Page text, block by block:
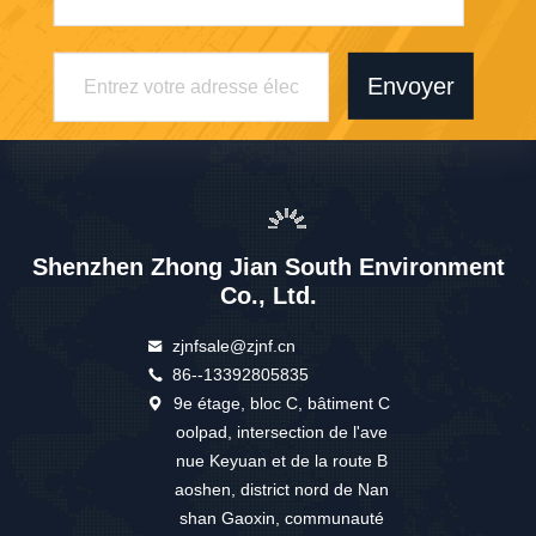
Envoyer
Shenzhen Zhong Jian South Environment
Co., Ltd.
zjnfsale@zjnf.cn
86--13392805835
9e étage, bloc C, bâtiment C
oolpad, intersection de l'ave
nue Keyuan et de la route B
aoshen, district nord de Nan
shan Gaoxin, communauté